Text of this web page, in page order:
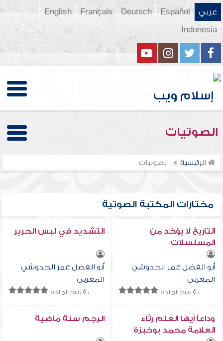
عربي Español
Deutsch
Français
English
Indonesia
الصوتيات
الرئيسية الصوتيات
مختارات المكتبة الصوتية
التاريخ لا يؤخد من
المسلسلات
أبو الفضل عمر الحدوشي
المغربي
تقييم المادة:
التشديد في لبس الحرير
أبو الفضل عمر الحدوشي
المغربي
تقييم المادة:
وداعاً أيها العلم رثاء
العلامة محمد بوخبزة
الرجم سنة ماضية